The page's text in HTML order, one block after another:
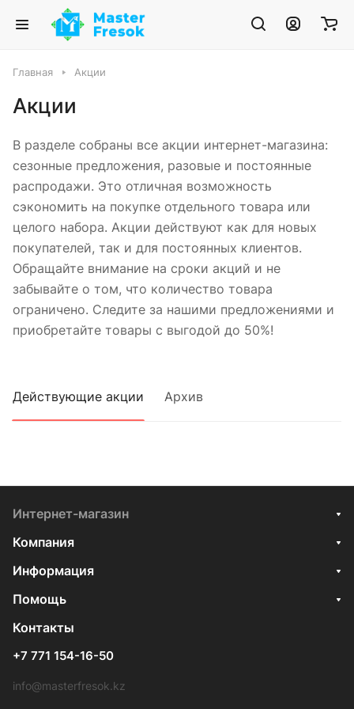
Главная Акции
Акции
В разделе собраны все акции интернет-магазина:
сезонные предложения, разовые и постоянные
распродажи. Это отличная возможность
сэкономить на покупке отдельного товара или
целого набора. Акции действуют как для новых
покупателей, так и для постоянных клиентов.
Обращайте внимание на сроки акций и не
забывайте о том, что количество товара
ограничено. Следите за нашими предложениями и
приобретайте товары с выгодой до 50%!
Действующие акции Архив
Интернет-магазин
Компания
Информация
Помощь
Контакты
+7 771 154-16-50
info@masterfresok.kz